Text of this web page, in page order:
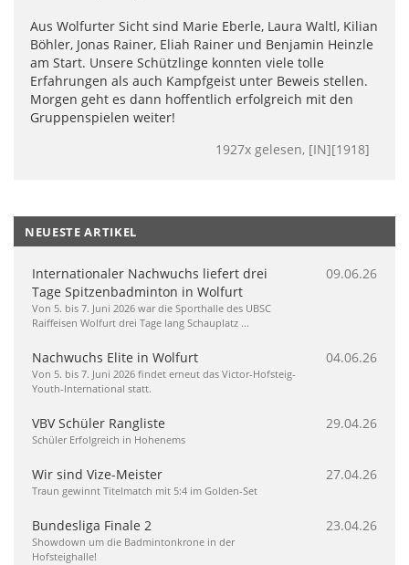
Aus Wolfurter Sicht sind Marie Eberle, Laura Waltl, Kilian
Böhler, Jonas Rainer, Eliah Rainer und Benjamin Heinzle
am Start. Unsere Schützlinge konnten viele tolle
Erfahrungen als auch Kampfgeist unter Beweis stellen.
Morgen geht es dann hoffentlich erfolgreich mit den
Gruppenspielen weiter!
1927x gelesen, [IN][1918]
NEUESTE ARTIKEL
Internationaler Nachwuchs liefert drei
Tage Spitzenbadminton in Wolfurt
09.06.26
Von 5. bis 7. Juni 2026 war die Sporthalle des UBSC
Raiffeisen Wolfurt drei Tage lang Schauplatz ...
Nachwuchs Elite in Wolfurt 04.06.26
Von 5. bis 7. Juni 2026 findet erneut das Victor-Hofsteig-
Youth-International statt.
VBV Schüler Rangliste 29.04.26
Schüler Erfolgreich in Hohenems
Wir sind Vize-Meister 27.04.26
Traun gewinnt Titelmatch mit 5:4 im Golden-Set
Bundesliga Finale 2 23.04.26
Showdown um die Badmintonkrone in der
Hofsteighalle!